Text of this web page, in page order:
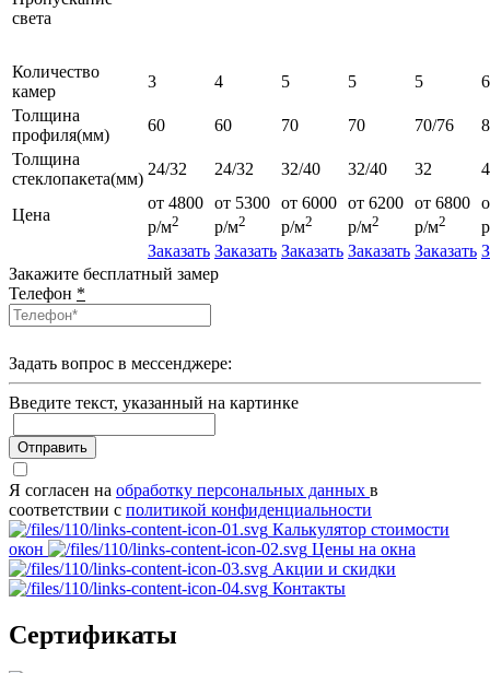
света
Количество
камер
3 4 5 5 5
6
Толщина
профиля(мм)
60 60 70 70 70/76
Толщина
стеклопакета(мм)
24/32 24/32 32/40 32/40 32
Цена
от 4800
р/м2
от 5300
р/м2
от 6000
р/м2
от 6200
р/м2
от 6800
р/м2
Заказать Заказать Заказать Заказать Заказать
Закажите бесплатный замер
Телефон *
Задать вопрос в мессенджере:
Введите текcт, указанный на картинке
Отправить
Я согласен на обработку персональных данных в
соответствии с политикой конфиденциальности
Калькулятор стоимости
окон
Цены на окна
Акции и скидки
Контакты
Сертификаты